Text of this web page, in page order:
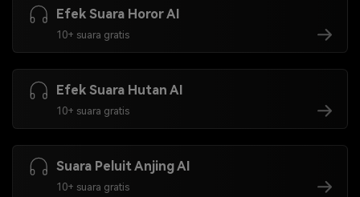
Efek Suara Horor AI
10+ suara gratis
Efek Suara Hutan AI
10+ suara gratis
Suara Peluit Anjing AI
10+ suara gratis